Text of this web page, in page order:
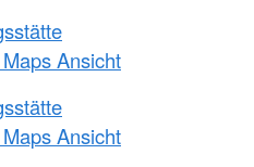
Ansicht
Ansicht